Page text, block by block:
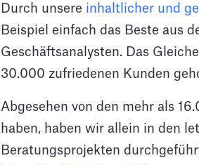
Durch unsere inhaltlicher und
Beispiel einfach das Beste aus
Geschäftsanalysten. Das
30.000 zufriedenen Kunden
Abgesehen von den mehr als
haben, haben wir allein in den
Beratungsprojekten